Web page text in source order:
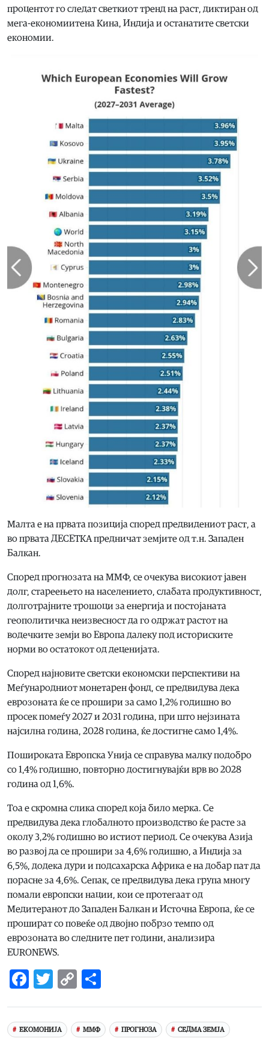
процентот го следат светкиот тренд на раст, диктиран од
мега-економиитена Кина, Индија и останатите светски
економии.
Малта е на првата позиција според предвидениот раст, а
во првата ДЕСЕТКА предничат земјите од т.н. Западен
Балкан.
Според прогнозата на ММФ, се очекува високиот јавен
долг, стареењето на населението, слабата продуктивност,
долготрајните трошоци за енергија и постојаната
геополитичка неизвесност да го одржат растот на
водечките земји во Европа далеку под историските
норми во остатокот од деценијата.
Според најновите светски економски перспективи на
Меѓународниот монетарен фонд, се предвидува дека
еврозоната ќе се прошири за само 1,2% годишно во
просек помеѓу 2027 и 2031 година, при што нејзината
најсилна година, 2028 година, ќе достигне само 1,4%.
Пошироката Европска Унија се справува малку подобро
со 1,4% годишно, повторно достигнувајќи врв во 2028
година од 1,6%.
Тоа е скромна слика според која било мерка. Се
предвидува дека глобалното производство ќе расте за
околу 3,2% годишно во истиот период. Се очекува Азија
во развој да се прошири за 4,6% годишно, а Индија за
6,5%, додека дури и подсахарска Африка е на добар пат да
порасне за 4,6%. Сепак, се предвидува дека група многу
помали европски нации, кои се протегаат од
Медитеранот до Западен Балкан и Источна Европа, ќе се
прошират со повеќе од двојно побрзо темпо од
еврозоната во следните пет години, анализира
EURONEWS.
Facebook
Twitter
Copy
ЕКОМОНИЈА ММФ ПРОГНОЗА СЕДМА ЗЕМЈА